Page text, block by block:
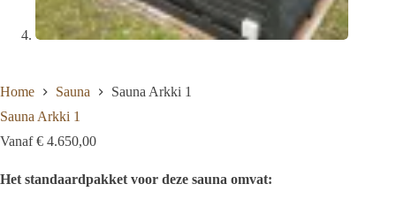
Home Sauna
Sauna Arkki 1
Sauna Arkki 1
Vanaf € 4.650,00
Het standaardpakket voor deze sauna omvat: